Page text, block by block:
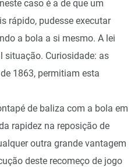
caso é a de que um
rápido, pudesse executar
a bola a si mesmo. A lei
situação. Curiosidade: as
1863, permitiam esta
de baliza com a bola em
rapidez na reposição de
outra grande vantagem
deste recomeço de jogo